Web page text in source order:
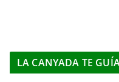
LA CANYADA TE